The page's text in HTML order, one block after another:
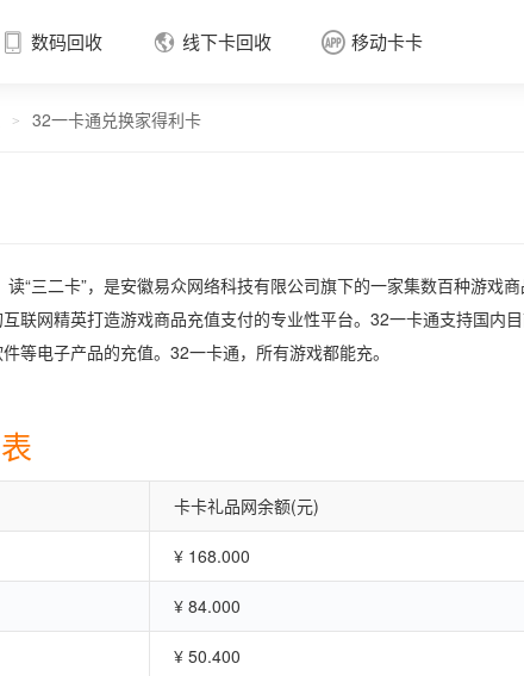
 数码回收  线下卡回收  移动卡卡
> 32一卡通兑换家得利卡
“三二卡”，是安徽易众网络科技有限公司旗下的一家集数百种游戏
联网精英打造游戏商品充值支付的专业性平台。32一卡通支持国内
等电子产品的充值。32一卡通，所有游戏都能充。
卡卡礼品网余额(元)
¥ 168.000
¥ 84.000
¥ 50.400